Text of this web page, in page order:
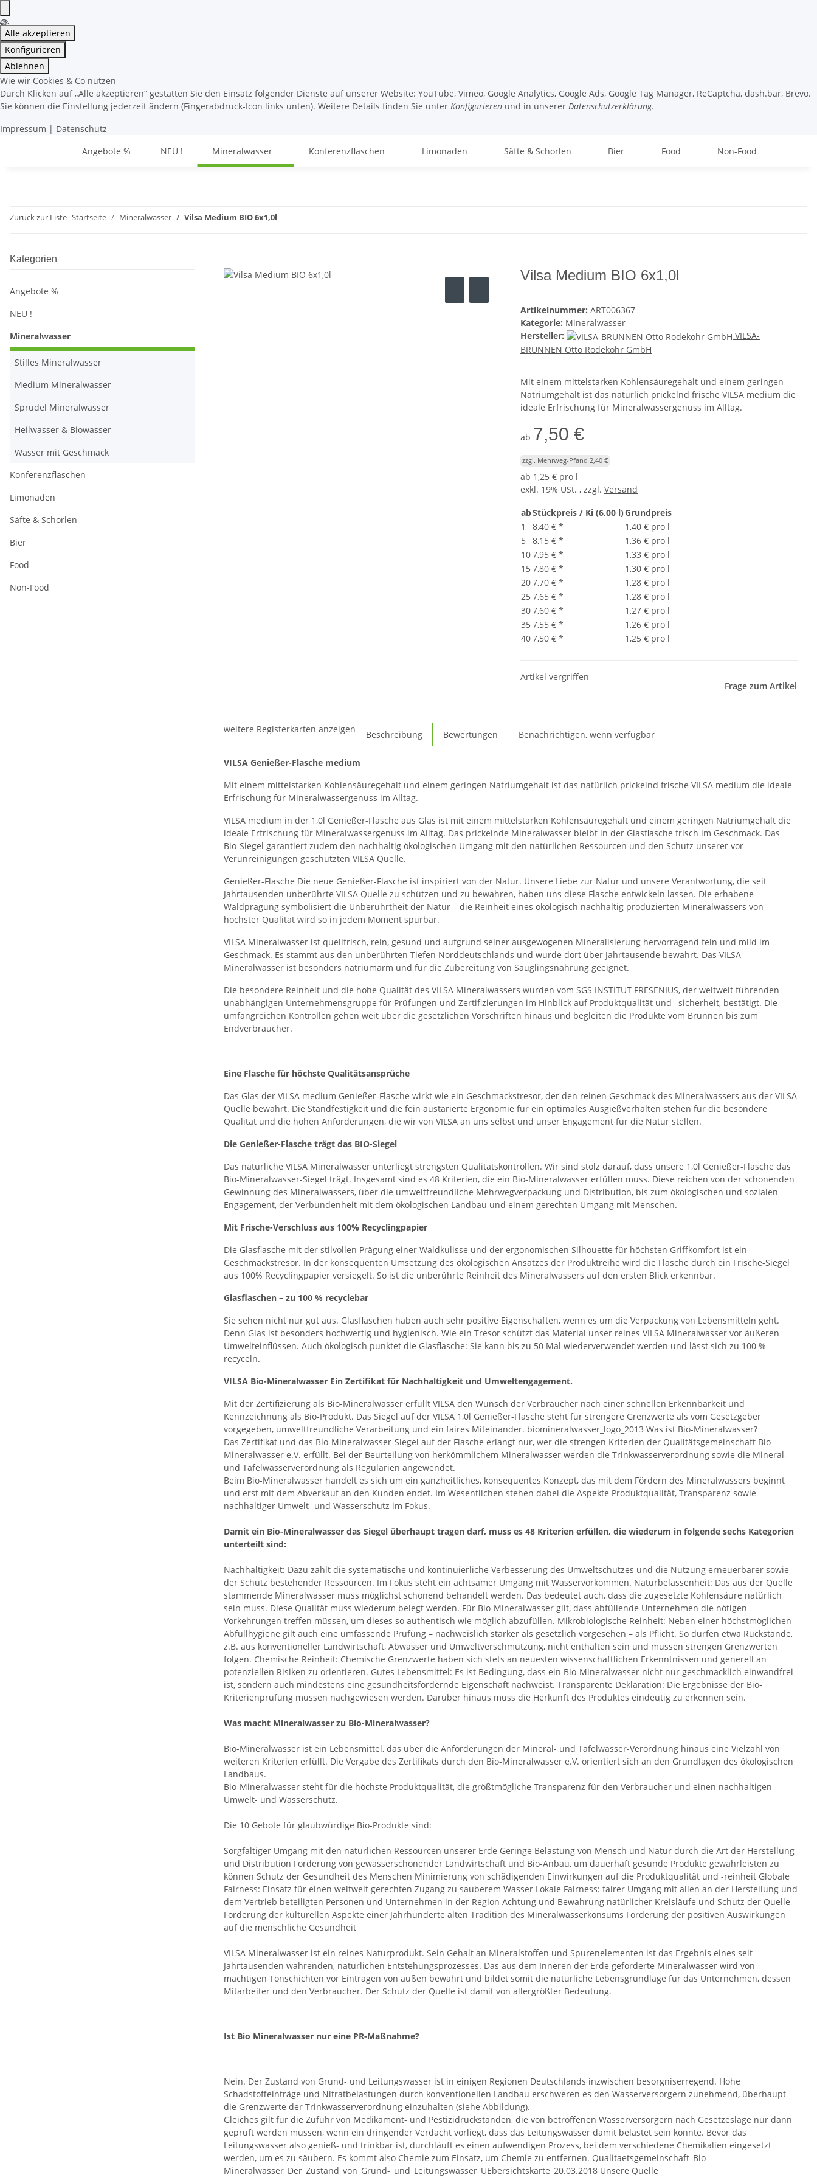
Alle akzeptieren
Konfigurieren
Ablehnen
Wie wir Cookies & Co nutzen
Durch Klicken auf „Alle akzeptieren“ gestatten Sie den Einsatz folgender Dienste auf unserer Website: YouTube, Vimeo, Google Analytics, Google Ads, Google Tag Manager, ReCaptcha, dash.bar, Brevo.
Sie können die Einstellung jederzeit ändern (Fingerabdruck-Icon links unten). Weitere Details finden Sie unter Konfigurieren und in unserer Datenschutzerklärung.
Impressum | Datenschutz
Angebote %
NEU ! Mineralwasser Konferenzflaschen Limonaden Säfte & Schorlen Bier Food Non-Food
Zurück zur Liste Startseite Mineralwasser Vilsa Medium BIO 6x1,0l
Vilsa Medium BIO 6x1,0l
Artikelnummer: ART006367
Kategorie: Mineralwasser
Hersteller:
VILSA-
BRUNNEN Otto Rodekohr GmbH
Mit einem mittelstarken Kohlensäuregehalt und einem geringen
Natriumgehalt ist das natürlich prickelnd frische VILSA medium die
ideale Erfrischung für Mineralwassergenuss im Alltag.
ab 7,50 €
zzgl. Mehrweg-Pfand 2,40 €
ab 1,25 € pro l
exkl. 19% USt. , zzgl. Versand
abStückpreis / Ki (6,00 l)Grundpreis
1
8,40 € *
1,40 € pro l
5
8,15 € *
1,36 € pro l
107,95 € *
1,33 € pro l
15 7,80 € *
1,30 € pro l
207,70 € *
1,28 € pro l
25 7,65 € *
1,28 € pro l
307,60 € *
1,27 € pro l
35 7,55 € *
1,26 € pro l
407,50 € * 1,25 € pro l
Artikel vergriffen
Frage zum Artikel
weitere Registerkarten anzeigen Beschreibung Bewertungen Benachrichtigen, wenn verfügbar
VILSA Genießer-Flasche medium
Mit einem mittelstarken Kohlensäuregehalt und einem geringen Natriumgehalt ist das natürlich prickelnd frische VILSA medium die ideale
Erfrischung für Mineralwassergenuss im Alltag.
VILSA medium in der 1,0l Genießer-Flasche aus Glas ist mit einem mittelstarken Kohlensäuregehalt und einem geringen Natriumgehalt die
ideale Erfrischung für Mineralwassergenuss im Alltag. Das prickelnde Mineralwasser bleibt in der Glasflasche frisch im Geschmack. Das
Bio-Siegel garantiert zudem den nachhaltig ökologischen Umgang mit den natürlichen Ressourcen und den Schutz unserer vor
Verunreinigungen geschützten VILSA Quelle.
Genießer-Flasche Die neue Genießer-Flasche ist inspiriert von der Natur. Unsere Liebe zur Natur und unsere Verantwortung, die seit
Jahrtausenden unberührte VILSA Quelle zu schützen und zu bewahren, haben uns diese Flasche entwickeln lassen. Die erhabene
Waldprägung symbolisiert die Unberührtheit der Natur – die Reinheit eines ökologisch nachhaltig produzierten Mineralwassers von
höchster Qualität wird so in jedem Moment spürbar.
VILSA Mineralwasser ist quellfrisch, rein, gesund und aufgrund seiner ausgewogenen Mineralisierung hervorragend fein und mild im
Geschmack. Es stammt aus den unberührten Tiefen Norddeutschlands und wurde dort über Jahrtausende bewahrt. Das VILSA
Mineralwasser ist besonders natriumarm und für die Zubereitung von Säuglingsnahrung geeignet.
Die besondere Reinheit und die hohe Qualität des VILSA Mineralwassers wurden vom SGS INSTITUT FRESENIUS, der weltweit führenden
unabhängigen Unternehmensgruppe für Prüfungen und Zertifizierungen im Hinblick auf Produktqualität und –sicherheit, bestätigt. Die
umfangreichen Kontrollen gehen weit über die gesetzlichen Vorschriften hinaus und begleiten die Produkte vom Brunnen bis zum
Endverbraucher.
Eine Flasche für höchste Qualitätsansprüche
Das Glas der VILSA medium Genießer-Flasche wirkt wie ein Geschmackstresor, der den reinen Geschmack des Mineralwassers aus der VILSA
Quelle bewahrt. Die Standfestigkeit und die fein austarierte Ergonomie für ein optimales Ausgießverhalten stehen für die besondere
Qualität und die hohen Anforderungen, die wir von VILSA an uns selbst und unser Engagement für die Natur stellen.
Die Genießer-Flasche trägt das BIO-Siegel
Das natürliche VILSA Mineralwasser unterliegt strengsten Qualitätskontrollen. Wir sind stolz darauf, dass unsere 1,0l Genießer-Flasche das
Bio-Mineralwasser-Siegel trägt. Insgesamt sind es 48 Kriterien, die ein Bio-Mineralwasser erfüllen muss. Diese reichen von der schonenden
Gewinnung des Mineralwassers, über die umweltfreundliche Mehrwegverpackung und Distribution, bis zum ökologischen und sozialen
Engagement, der Verbundenheit mit dem ökologischen Landbau und einem gerechten Umgang mit Menschen.
Mit Frische-Verschluss aus 100% Recyclingpapier
Die Glasflasche mit der stilvollen Prägung einer Waldkulisse und der ergonomischen Silhouette für höchsten Griffkomfort ist ein
Geschmackstresor. In der konsequenten Umsetzung des ökologischen Ansatzes der Produktreihe wird die Flasche durch ein Frische-Siegel
aus 100% Recyclingpapier versiegelt. So ist die unberührte Reinheit des Mineralwassers auf den ersten Blick erkennbar.
Glasflaschen – zu 100 % recyclebar
Sie sehen nicht nur gut aus. Glasflaschen haben auch sehr positive Eigenschaften, wenn es um die Verpackung von Lebensmitteln geht.
Denn Glas ist besonders hochwertig und hygienisch. Wie ein Tresor schützt das Material unser reines VILSA Mineralwasser vor äußeren
Umwelteinflüssen. Auch ökologisch punktet die Glasflasche: Sie kann bis zu 50 Mal wiederverwendet werden und lässt sich zu 100 %
recyceln.
VILSA Bio-Mineralwasser Ein Zertifikat für Nachhaltigkeit und Umweltengagement.
Mit der Zertifizierung als Bio-Mineralwasser erfüllt VILSA den Wunsch der Verbraucher nach einer schnellen Erkennbarkeit und
Kennzeichnung als Bio-Produkt. Das Siegel auf der VILSA 1,0l Genießer-Flasche steht für strengere Grenzwerte als vom Gesetzgeber
vorgegeben, umweltfreundliche Verarbeitung und ein faires Miteinander. biomineralwasser_logo_2013 Was ist Bio-Mineralwasser?
Das Zertifikat und das Bio-Mineralwasser-Siegel auf der Flasche erlangt nur, wer die strengen Kriterien der Qualitätsgemeinschaft Bio-
Mineralwasser e.V. erfüllt. Bei der Beurteilung von herkömmlichem Mineralwasser werden die Trinkwasserverordnung sowie die Mineral-
und Tafelwasserverordnung als Regularien angewendet.
Beim Bio-Mineralwasser handelt es sich um ein ganzheitliches, konsequentes Konzept, das mit dem Fördern des Mineralwassers beginnt
und erst mit dem Abverkauf an den Kunden endet. Im Wesentlichen stehen dabei die Aspekte Produktqualität, Transparenz sowie
nachhaltiger Umwelt- und Wasserschutz im Fokus.
Damit ein Bio-Mineralwasser das Siegel überhaupt tragen darf, muss es 48 Kriterien erfüllen, die wiederum in folgende sechs Kategorien
unterteilt sind:
Nachhaltigkeit: Dazu zählt die systematische und kontinuierliche Verbesserung des Umweltschutzes und die Nutzung erneuerbarer sowie
der Schutz bestehender Ressourcen. Im Fokus steht ein achtsamer Umgang mit Wasservorkommen. Naturbelassenheit: Das aus der Quelle
stammende Mineralwasser muss möglichst schonend behandelt werden. Das bedeutet auch, dass die zugesetzte Kohlensäure natürlich
sein muss. Diese Qualität muss wiederum belegt werden. Für Bio-Mineralwasser gilt, dass abfüllende Unternehmen die nötigen
Vorkehrungen treffen müssen, um dieses so authentisch wie möglich abzufüllen. Mikrobiologische Reinheit: Neben einer höchstmöglichen
Abfüllhygiene gilt auch eine umfassende Prüfung – nachweislich stärker als gesetzlich vorgesehen – als Pflicht. So dürfen etwa Rückstände,
z.B. aus konventioneller Landwirtschaft, Abwasser und Umweltverschmutzung, nicht enthalten sein und müssen strengen Grenzwerten
folgen. Chemische Reinheit: Chemische Grenzwerte haben sich stets an neuesten wissenschaftlichen Erkenntnissen und generell an
potenziellen Risiken zu orientieren. Gutes Lebensmittel: Es ist Bedingung, dass ein Bio-Mineralwasser nicht nur geschmacklich einwandfrei
ist, sondern auch mindestens eine gesundheitsfördernde Eigenschaft nachweist. Transparente Deklaration: Die Ergebnisse der Bio-
Kriterienprüfung müssen nachgewiesen werden. Darüber hinaus muss die Herkunft des Produktes eindeutig zu erkennen sein.
Was macht Mineralwasser zu Bio-Mineralwasser?
Bio-Mineralwasser ist ein Lebensmittel, das über die Anforderungen der Mineral- und Tafelwasser-Verordnung hinaus eine Vielzahl von
weiteren Kriterien erfüllt. Die Vergabe des Zertifikats durch den Bio-Mineralwasser e.V. orientiert sich an den Grundlagen des ökologischen
Landbaus.
Bio-Mineralwasser steht für die höchste Produktqualität, die größtmögliche Transparenz für den Verbraucher und einen nachhaltigen
Umwelt- und Wasserschutz.
Die 10 Gebote für glaubwürdige Bio-Produkte sind:
Sorgfältiger Umgang mit den natürlichen Ressourcen unserer Erde Geringe Belastung von Mensch und Natur durch die Art der Herstellung
und Distribution Förderung von gewässerschonender Landwirtschaft und Bio-Anbau, um dauerhaft gesunde Produkte gewährleisten zu
können Schutz der Gesundheit des Menschen Minimierung von schädigenden Einwirkungen auf die Produktqualität und -reinheit Globale
Fairness: Einsatz für einen weltweit gerechten Zugang zu sauberem Wasser Lokale Fairness: fairer Umgang mit allen an der Herstellung und
dem Vertrieb beteiligten Personen und Unternehmen in der Region Achtung und Bewahrung natürlicher Kreisläufe und Schutz der Quelle
Förderung der kulturellen Aspekte einer Jahrhunderte alten Tradition des Mineralwasserkonsums Förderung der positiven Auswirkungen
auf die menschliche Gesundheit
VILSA Mineralwasser ist ein reines Naturprodukt. Sein Gehalt an Mineralstoffen und Spurenelementen ist das Ergebnis eines seit
Jahrtausenden währenden, natürlichen Entstehungsprozesses. Das aus dem Inneren der Erde geförderte Mineralwasser wird von
mächtigen Tonschichten vor Einträgen von außen bewahrt und bildet somit die natürliche Lebensgrundlage für das Unternehmen, dessen
Mitarbeiter und den Verbraucher. Der Schutz der Quelle ist damit von allergrößter Bedeutung.
Ist Bio Mineralwasser nur eine PR-Maßnahme?
Nein. Der Zustand von Grund- und Leitungswasser ist in einigen Regionen Deutschlands inzwischen besorgniserregend. Hohe
Schadstoffeinträge und Nitratbelastungen durch konventionellen Landbau erschweren es den Wasserversorgern zunehmend, überhaupt
die Grenzwerte der Trinkwasserverordnung einzuhalten (siehe Abbildung).
Gleiches gilt für die Zufuhr von Medikament- und Pestizidrückständen, die von betroffenen Wasserversorgern nach Gesetzeslage nur dann
geprüft werden müssen, wenn ein dringender Verdacht vorliegt, dass das Leitungswasser damit belastet sein könnte. Bevor das
Leitungswasser also genieß- und trinkbar ist, durchläuft es einen aufwendigen Prozess, bei dem verschiedene Chemikalien eingesetzt
werden, um es zu säubern. Es kommt also Chemie zum Einsatz, um Chemie zu entfernen. Qualitaetsgemeinschaft_Bio-
Mineralwasser_Der_Zustand_von_Grund-_und_Leitungswasser_UEbersichtskarte_20.03.2018 Unsere Quelle
Kategorien
Angebote %
NEU !
Mineralwasser
Stilles Mineralwasser
Medium Mineralwasser
Sprudel Mineralwasser
Heilwasser & Biowasser
Wasser mit Geschmack
Konferenzflaschen
Limonaden
Säfte & Schorlen
Bier
Food
Non-Food